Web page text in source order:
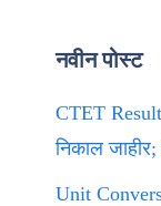
नवीन पोस्ट
CTET Result
निकाल
Unit